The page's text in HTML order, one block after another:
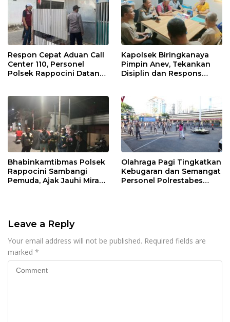
Respon Cepat Aduan Call
Center 110, Personel
Polsek Rappocini Datangi
Kapolsek Biringkanaya
Pimpin Anev, Tekankan
Disiplin dan Respons
Bhabinkamtibmas Polsek
Rappocini Sambangi
Pemuda, Ajak Jauhi Miras,
Olahraga Pagi Tingkatkan
Kebugaran dan Semangat
Personel Polrestabes
Leave a Reply
Your email address will not be published. Required fields are
marked *